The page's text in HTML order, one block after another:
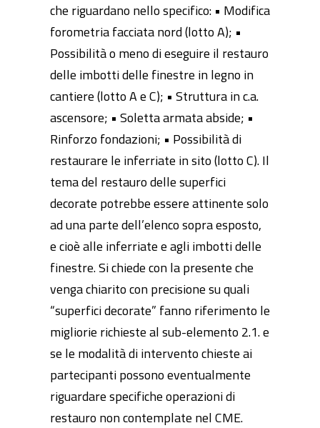
che riguardano nello specifico: • Modifica
forometria facciata nord (lotto A); •
Possibilità o meno di eseguire il restauro
delle imbotti delle finestre in legno in
cantiere (lotto A e C); • Struttura in c.a.
ascensore; • Soletta armata abside; •
Rinforzo fondazioni; • Possibilità di
restaurare le inferriate in sito (lotto C). Il
tema del restauro delle superfici
decorate potrebbe essere attinente solo
ad una parte dell’elenco sopra esposto,
e cioè alle inferriate e agli imbotti delle
finestre. Si chiede con la presente che
venga chiarito con precisione su quali
“superfici decorate” fanno riferimento le
migliorie richieste al sub-elemento 2.1. e
se le modalità di intervento chieste ai
partecipanti possono eventualmente
riguardare specifiche operazioni di
restauro non contemplate nel CME.